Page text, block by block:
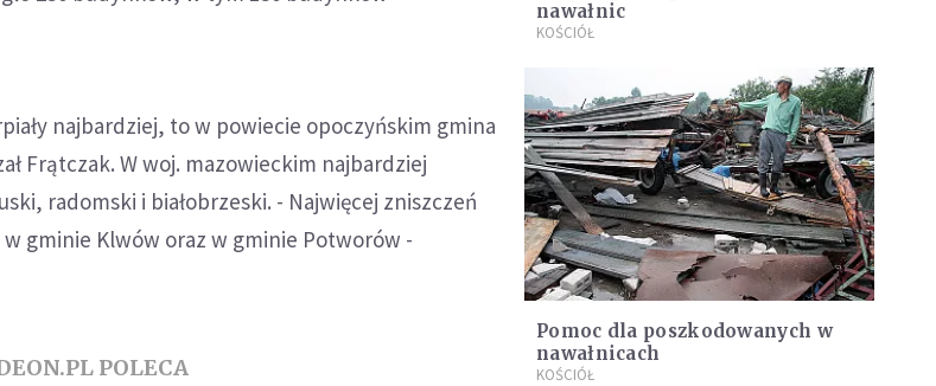
najbardziej, to w powiecie opoczyńskim gmina
Frątczak. W woj. mazowieckim najbardziej
radomski i białobrzeski. - Najwięcej zniszczeń
gminie Klwów oraz w gminie Potworów -
POLECA
nawałnic
KOŚCIÓŁ
Pomoc dla poszkodowanych w
nawałnicach
KOŚCIÓŁ